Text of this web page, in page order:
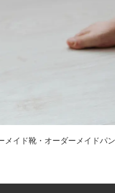
イド靴・オーダーメイド